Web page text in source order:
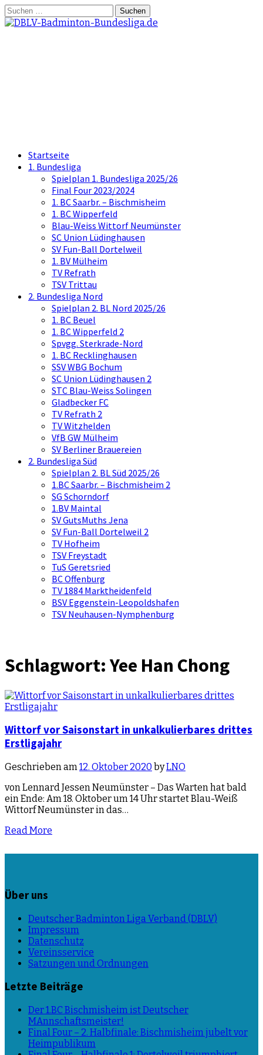
Springe
zum
Suchen
nach:
Startseite
1. Bundesliga
Spielplan 1. Bundesliga 2025/26
Final Four 2023/2024
1. BC Saarbr. – Bischmisheim
1. BC Wipperfeld
Blau-Weiss Wittorf Neumünster
SC Union Lüdinghausen
SV Fun-Ball Dortelweil
1. BV Mülheim
TV Refrath
TSV Trittau
2. Bundesliga Nord
Spielplan 2. BL Nord 2025/26
1. BC Beuel
1. BC Wipperfeld 2
Spvgg. Sterkrade-Nord
1. BC Recklinghausen
SSV WBG Bochum
SC Union Lüdinghausen 2
STC Blau-Weiss Solingen
Gladbecker FC
TV Refrath 2
TV Witzhelden
VfB GW Mülheim
SV Berliner Brauereien
2. Bundesliga Süd
Spielplan 2. BL Süd 2025/26
1.BC Saarbr. – Bischmisheim 2
SG Schorndorf
1.BV Maintal
SV GutsMuths Jena
SV Fun-Ball Dortelweil 2
TV Hofheim
TSV Freystadt
TuS Geretsried
BC Offenburg
TV 1884 Marktheidenfeld
BSV Eggenstein-Leopoldshafen
TSV Neuhausen-Nymphenburg
Schlagwort:Yee Han Chong
Wittorf vor Saisonstart in unkalkulierbares drittes
Erstligajahr
Geschrieben am12. Oktober 2020 byLNO
von Lennard Jessen Neumünster – Das Warten hat bald
ein Ende: Am 18. Oktober um 14 Uhr startet Blau-Weiß
Wittorf Neumünster in das…
Read More
Über uns
Deutscher Badminton Liga Verband (DBLV)
Impressum
Datenschutz
Vereinsservice
Satzungen und Ordnungen
Letzte Beiträge
Der 1.BC Bischmisheim ist Deutscher
MAnnschaftsmeister!
Final Four – 2. Halbfinale: Bischmisheim jubelt vor
Heimpublikum